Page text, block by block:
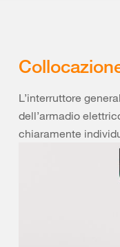
L’interruttore
dell’armadio
chiaramente